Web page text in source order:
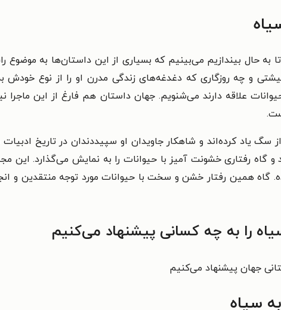
به حال بیندازیم می‌بینیم که بسیاری از این داستان‌ها به موضوع
و چه روزگاری که دغدغه‌های زندگی مدرن او را از نوع خودش
علاقه دارند می‌شنویم. جهان داستان هم فارغ از این
یاد کرده‌اند و شاهکار جاویدان او سپیددندان در تاریخ
گاه رفتاری خشونت آمیز با حیوانات را به نمایش می‌گذارد. این
همین رفتار خشن و سخت با حیوانات مورد توجه منتقدین و
را به چه کسانی پیشنهاد می‌کنیم
جهان پیشنهاد می‌کنیم
سیاه